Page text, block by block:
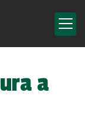
a